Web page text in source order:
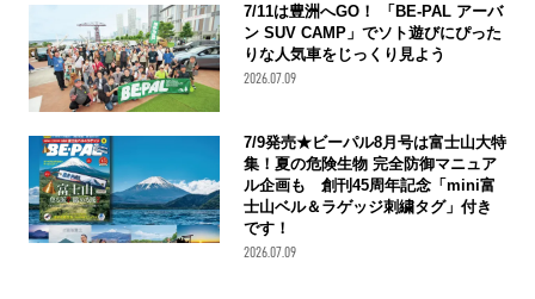
7/11は豊洲へGO！ 「BE-PAL アーバ
ン SUV CAMP」でソト遊びにぴった
りな人気車をじっくり見よう
2026.07.09
7/9発売★ビーパル8月号は富士山大特
集！夏の危険生物 完全防御マニュア
ル企画も 創刊45周年記念「mini富
士山ベル＆ラゲッジ刺繍タグ」付き
です！
2026.07.09